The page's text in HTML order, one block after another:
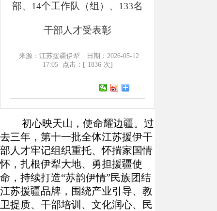
部、14个工作队（组）、133名
干部人才受表彰
来源：江苏援疆伊犁
日期：2026-05-12
17:05
点击：[ 1836 次]
初心映天山，使命耀边疆。过
去三年，第十一批全体江苏援伊干
部人才牢记组织重托、怀揣家国情
怀，扎根伊犁大地、勇担援疆使
命，持续打造“苏韵伊情”民族团结
江苏援疆品牌，围绕产业引导、教
卫提质、干部培训、文化润心、民